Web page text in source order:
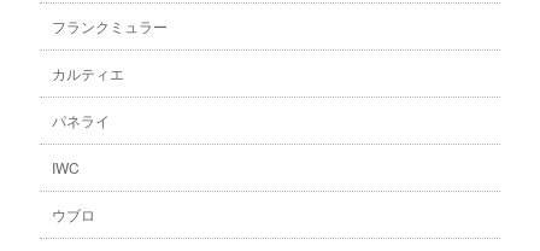
フランクミュラー
カルティエ
パネライ
IWC
ウブロ